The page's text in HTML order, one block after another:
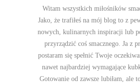
Witam wszystkich miłośników
Jako, że trafiłeś na mój blog to z
nowych, kulinarnych inspiracji lub
przyrządzić coś smacznego. Ja z
postaram się spełnić Twoje
nawet najbardziej wymagające
Gotowanie od zawsze lubiłam, ale